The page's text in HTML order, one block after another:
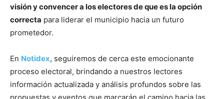
visión y convencer a los electores de que es la opción
correcta para liderar el municipio hacia un futuro
prometedor.
En Notidex, seguiremos de cerca este emocionante
proceso electoral, brindando a nuestros lectores
información actualizada y análisis profundos sobre las